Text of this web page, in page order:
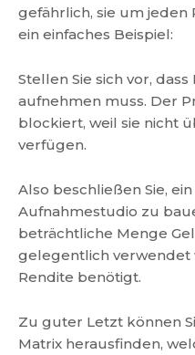
gefährlich, sie um jeden
ein einfaches Beispiel:
Stellen Sie sich vor,
aufnehmen muss. Der
blockiert, weil sie nicht
verfügen.
Also beschließen Sie,
Aufnahmestudio zu
beträchtliche Menge
gelegentlich verwendet
Rendite benötigt.
Zu guter Letzt können
Matrix herausfinden,